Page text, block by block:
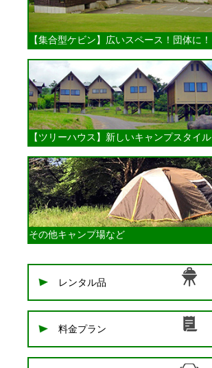
【集合型ケビン】 広いスペース！団体に！
【ツリーハウス】 新しいキャンプスタイル
その他キャンプ場など
レンタル品
料金プラン